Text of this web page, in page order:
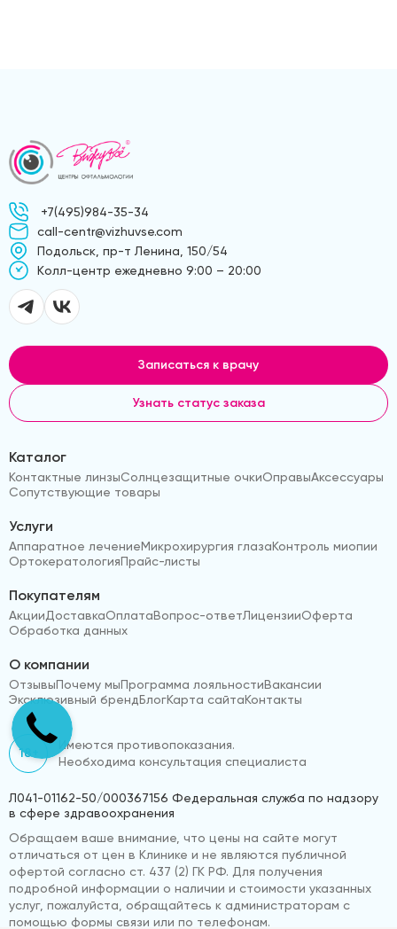
+7(495)984-35-34
call-centr@vizhuvse.com
Подольск, пр-т Ленина, 150/54
Kолл-центр ежедневно 9:00 – 20:00
Записаться к врачу
Узнать статус заказа
Каталог
Контактные линзыСолнцезащитные очкиОправыАксессуары
Сопутствующие товары
Услуги
Аппаратное лечениеМикрохирургия глазаКонтроль миопии
ОртокератологияПрайс-листы
Покупателям
АкцииДоставкаОплатаВопрос-ответЛицензииОферта
Обработка данных
О компании
ОтзывыПочему мыПрограмма лояльностиВакансии
Эксклюзивный брендБлогКарта сайтаКонтакты
18+
Имеются противопоказания.
Необходима консультация специалиста
Л041-01162-50/000367156 Федеральная служба по надзору
в сфере здравоохранения
Обращаем ваше внимание, что цены на сайте могут
отличаться от цен в Клинике и не являются публичной
офертой согласно ст. 437 (2) ГК РФ. Для получения
подробной информации о наличии и стоимости указанных
услуг, пожалуйста, обращайтесь к администраторам с
помощью формы связи или по телефонам.